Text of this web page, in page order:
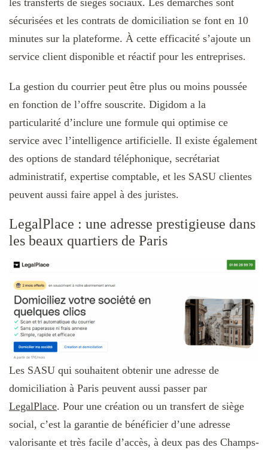
sécurisées et les contrats de domiciliation se font en 10
minutes sur la plateforme. À cette efficacité s’ajoute un
service client disponible et réactif pour les entreprises.
La gestion du courrier peut être plus ou moins poussée
en fonction de l’offre souscrite. Digidom a la
particularité d’inclure une formule qui optimise ce
service avec l’intelligence artificielle. Il existe également
des options de standard téléphonique, secrétariat
administratif, expertise comptable, et les SASU clientes
peuvent aussi faire appel à des juristes.
LegalPlace : une adresse prestigieuse dans
les beaux quartiers de Paris
Les SASU qui souhaitent obtenir une adresse de
domiciliation à Paris peuvent aussi passer par
LegalPlace. Pour une création ou un transfert de siège
social, c’est la garantie de bénéficier d’une adresse
valorisante et très facile d’accès, à deux pas des Champs-